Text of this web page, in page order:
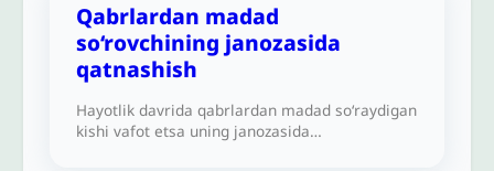
Qabrlardan madad
so‘rovchining janozasida
qatnashish
Hayotlik davrida qabrlardan madad so‘raydigan
kishi vafot etsa uning janozasida